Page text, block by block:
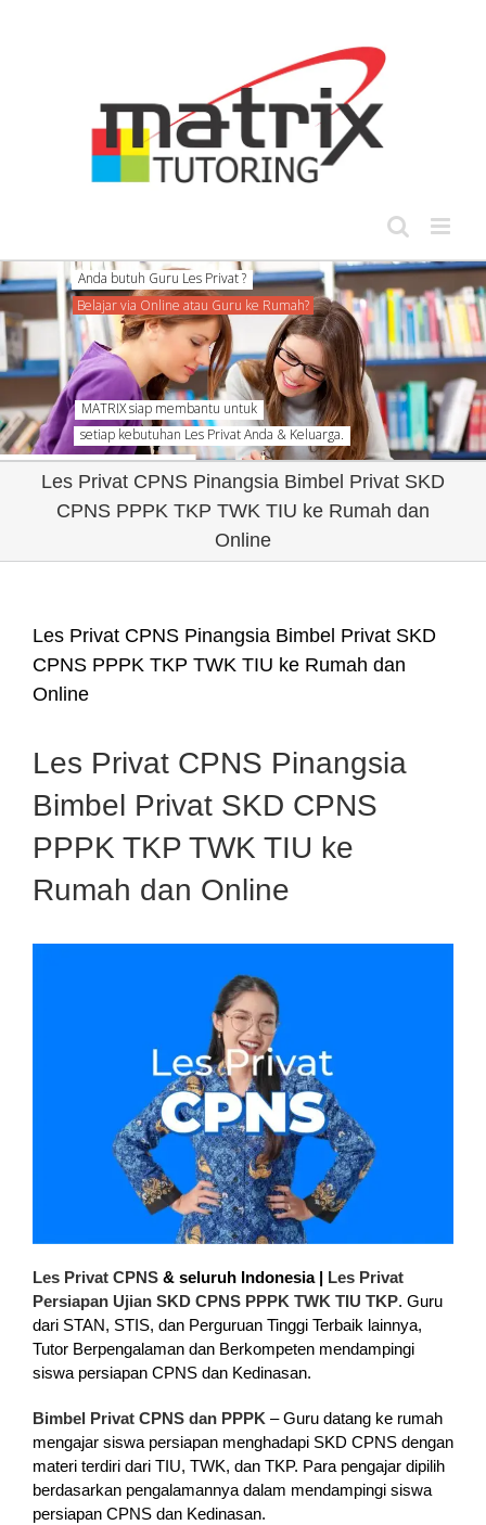
MATRIX siap membantu untuk
setiap kebutuhan Les Privat Anda & Keluarga.
Les Privat CPNS Pinangsia Bimbel Privat SKD
CPNS PPPK TKP TWK TIU ke Rumah dan
Online
Les Privat CPNS Pinangsia Bimbel Privat SKD
CPNS PPPK TKP TWK TIU ke Rumah dan
Online
Les Privat CPNS Pinangsia
Bimbel Privat SKD CPNS
PPPK TKP TWK TIU ke
Rumah dan Online
Les Privat CPNS & seluruh Indonesia | Les Privat
Persiapan Ujian SKD CPNS PPPK TWK TIU TKP. Guru
dari STAN, STIS, dan Perguruan Tinggi Terbaik lainnya,
Tutor Berpengalaman dan Berkompeten mendampingi
siswa persiapan CPNS dan Kedinasan.
Bimbel Privat CPNS dan PPPK – Guru datang ke rumah
mengajar siswa persiapan menghadapi SKD CPNS dengan
materi terdiri dari TIU, TWK, dan TKP. Para pengajar dipilih
berdasarkan pengalamannya dalam mendampingi siswa
persiapan CPNS dan Kedinasan.